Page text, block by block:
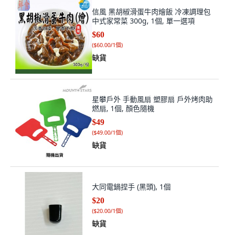
信風 黑胡椒滑蛋牛肉燴飯 冷凍調理包
中式家常菜 300g, 1個, 單一選項
$60
($60.00/1個)
缺貨
星攀戶外 手動風扇 塑膠扇 戶外烤肉助
燃扇, 1個, 顏色隨機
$49
($49.00/1個)
缺貨
大同電鍋捏手 (黑頭), 1個
$20
($20.00/1個)
缺貨